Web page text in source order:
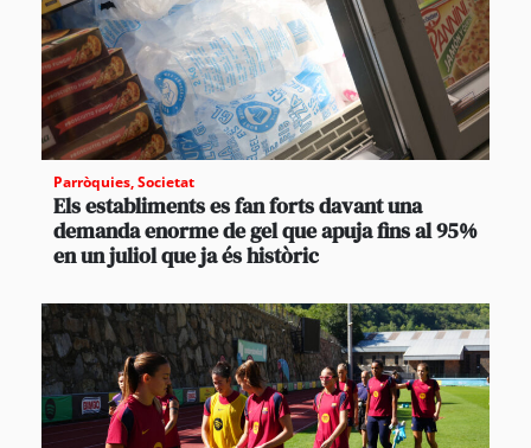
Parròquies,Societat
Els establiments es fan forts davant una
demanda enorme de gel que apuja fins al 95%
en un juliol que ja és històric